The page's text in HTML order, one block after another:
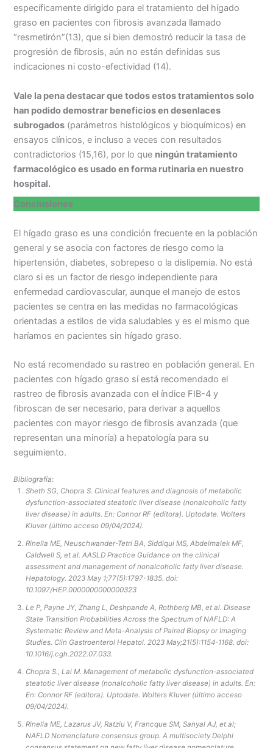
específicamente dirigido para el tratamiento del hígado
graso en pacientes con fibrosis avanzada llamado
“resmetirón”(13), que si bien demostró reducir la tasa de
progresión de fibrosis, aún no están definidas sus
indicaciones ni costo-efectividad (14).
Vale la pena destacar que todos estos tratamientos solo
han podido demostrar beneficios en desenlaces
subrogados (parámetros histológicos y bioquímicos) en
ensayos clínicos, e incluso a veces con resultados
contradictorios (15,16), por lo que ningún tratamiento
farmacológico es usado en forma rutinaria en nuestro
hospital.
Conclusiones
El hígado graso es una condición frecuente en la población
general y se asocia con factores de riesgo como la
hipertensión, diabetes, sobrepeso o la dislipemia. No está
claro si es un factor de riesgo independiente para
enfermedad cardiovascular, aunque el manejo de estos
pacientes se centra en las medidas no farmacológicas
orientadas a estilos de vida saludables y es el mismo que
haríamos en pacientes sin hígado graso.
No está recomendado su rastreo en población general. En
pacientes con hígado graso sí está recomendado el
rastreo de fibrosis avanzada con el índice FIB-4 y
fibroscan de ser necesario, para derivar a aquellos
pacientes con mayor riesgo de fibrosis avanzada (que
representan una minoría) a hepatología para su
seguimiento.
Bibliografía:
Sheth SG, Chopra S. Clinical features and diagnosis of metabolic
dysfunction-associated steatotic liver disease (nonalcoholic fatty
liver disease) in adults. En: Connor RF (editora). Uptodate. Wolters
Kluver (último acceso 09/04/2024).
Rinella ME, Neuschwander-Tetri BA, Siddiqui MS, Abdelmalek MF,
Caldwell S, et al. AASLD Practice Guidance on the clinical
assessment and management of nonalcoholic fatty liver disease.
Hepatology. 2023 May 1;77(5):1797-1835. doi:
10.1097/HEP.0000000000000323
Le P, Payne JY, Zhang L, Deshpande A, Rothberg MB, et al. Disease
State Transition Probabilities Across the Spectrum of NAFLD: A
Systematic Review and Meta-Analysis of Paired Biopsy or Imaging
Studies. Clin Gastroenterol Hepatol. 2023 May;21(5):1154-1168. doi:
10.1016/j.cgh.2022.07.033.
Chopra S., Lai M. Management of metabolic dysfunction-associated
steatotic liver disease (nonalcoholic fatty liver disease) in adults. En:
En: Connor RF (editora). Uptodate. Wolters Kluver (último acceso
09/04/2024).
Rinella ME, Lazarus JV, Ratziu V, Francque SM, Sanyal AJ, et al;
NAFLD Nomenclature consensus group. A multisociety Delphi